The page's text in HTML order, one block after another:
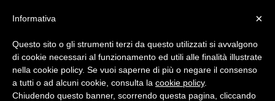
×
Informativa
Questo sito o gli strumenti terzi da questo utilizzati si avvalgono
di cookie necessari al funzionamento ed utili alle finalità illustrate
nella cookie policy. Se vuoi saperne di più o negare il consenso
a tutti o ad alcuni cookie, consulta la cookie policy.
Chiudendo questo banner, scorrendo questa pagina, cliccando